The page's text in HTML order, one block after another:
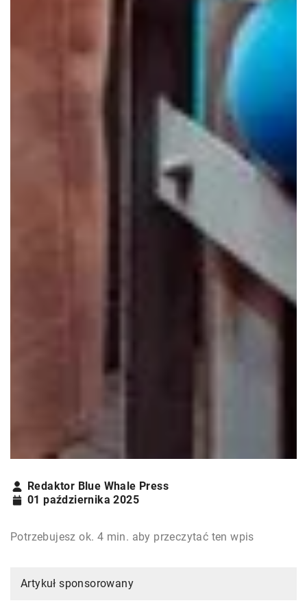
Redaktor Blue Whale Press
01 października 2025
Potrzebujesz ok. 4 min. aby przeczytać ten wpis
Artykuł sponsorowany